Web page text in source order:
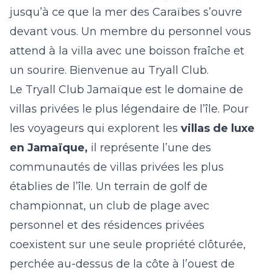
20 21 22 23 24 25 26
jusqu’à ce que la mer des Caraïbes s’ouvre
devant vous. Un membre du personnel vous
attend à la villa avec une boisson fraîche et
un sourire. Bienvenue au Tryall Club.
Le Tryall Club Jamaïque est le domaine de
villas privées le plus légendaire de l’île. Pour
les voyageurs qui explorent les villas de luxe
en Jamaïque, il représente l’une des
communautés de villas privées les plus
établies de l’île. Un terrain de golf de
championnat, un club de plage avec
personnel et des résidences privées
coexistent sur une seule propriété clôturée,
perchée au-dessus de la côte à l’ouest de